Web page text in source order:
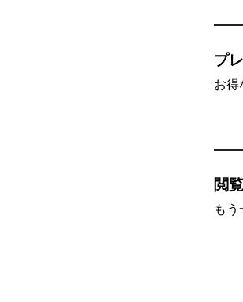
プ
お得
閲
も